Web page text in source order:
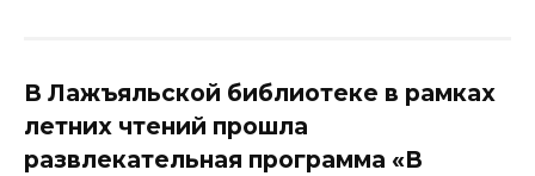
В Лажъяльской библиотеке в рамках
летних чтений прошла
развлекательная программа «В